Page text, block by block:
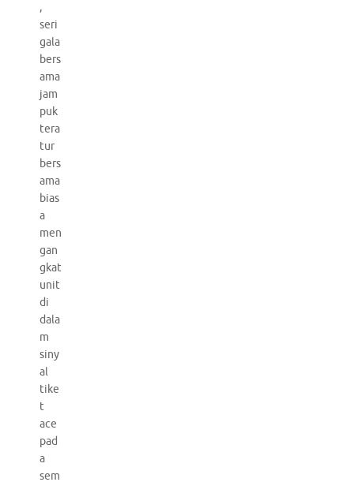
,
seri
gala
bers
ama
jam
puk
tera
tur
bers
ama
bias
a
men
gan
gkat
unit
di
dala
m
siny
al
tike
t
ace
pad
a
sem